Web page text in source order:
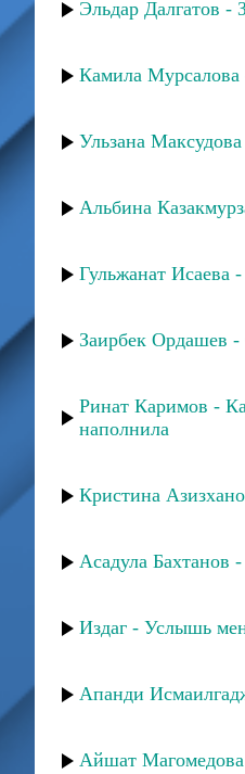
Эльдар Далгатов -
Камила Мурсалова
Ульзана
Альбина
Гульжанат Исаева
Заирбек Ордашев
Ринат Каримов -
наполнила
Кристина
Асадула Бахтанов
Издаг - Услышь
Апанди
Айшат